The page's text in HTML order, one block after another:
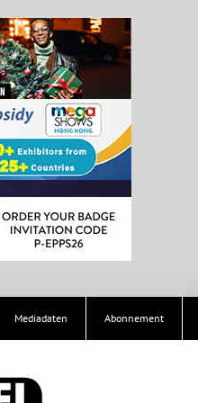
Mediadaten Abonnement